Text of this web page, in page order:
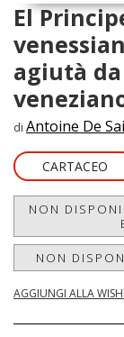
El
agiutà da
di Antoine De
CARTACEO
NON
NON
AGGIUNGI ALLA